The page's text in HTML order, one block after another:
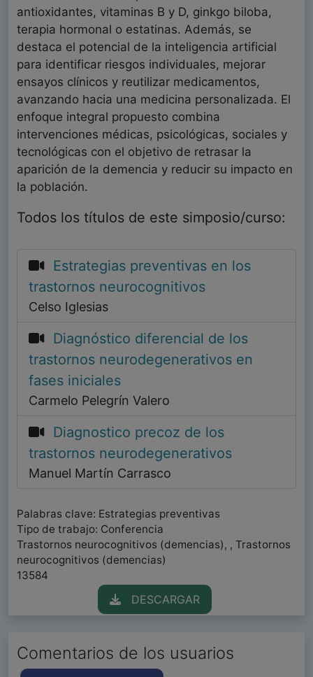
antioxidantes, vitaminas B y D, ginkgo biloba,
terapia hormonal o estatinas. Además, se
destaca el potencial de la inteligencia artificial
para identificar riesgos individuales, mejorar
ensayos clínicos y reutilizar medicamentos,
avanzando hacia una medicina personalizada. El
enfoque integral propuesto combina
intervenciones médicas, psicológicas, sociales y
tecnológicas con el objetivo de retrasar la
aparición de la demencia y reducir su impacto en
la población.
Todos los títulos de este simposio/curso:
Estrategias preventivas en los
trastornos neurocognitivos
Celso Iglesias
Diagnóstico diferencial de los
trastornos neurodegenerativos en
fases iniciales
Carmelo Pelegrín Valero
Diagnostico precoz de los
trastornos neurodegenerativos
Manuel Martín Carrasco
Palabras clave: Estrategias preventivas
Tipo de trabajo: Conferencia
Trastornos neurocognitivos (demencias), , Trastornos
neurocognitivos (demencias)
13584
DESCARGAR
Comentarios de los usuarios